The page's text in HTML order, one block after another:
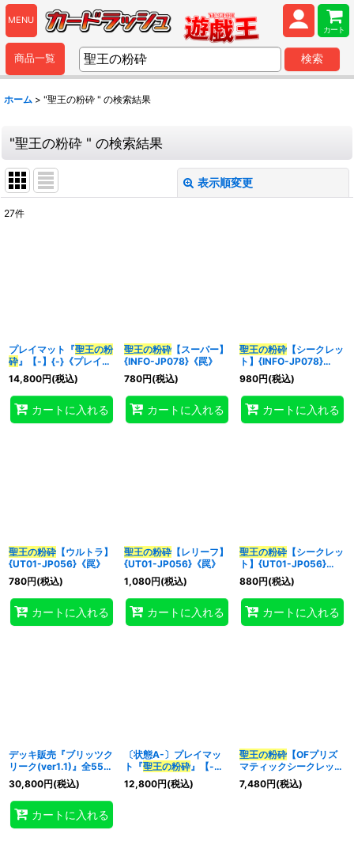
MENU
カート
商品一覧 検索
ホーム > "聖王の粉砕 " の検索結果
"聖王の粉砕 " の検索結果
表示順変更
カテゴリ:
27件
プレイマット『聖王の粉
砕』【-】{-}《プレイマ
ット》
14,800円(税込)
カートに入れる
聖王の粉砕【スーパー】
{INFO-JP078}《罠》
780円(税込)
カートに入れる
聖王の粉砕【シークレッ
ト】{INFO-JP078}
《罠》
980円(税込)
カートに入れる
聖王の粉砕 【ウルトラ】
{UT01-JP056}《罠》
780円(税込)
カートに入れる
聖王の粉砕【レリーフ】
{UT01-JP056}《罠》
1,080円(税込)
カートに入れる
聖王の粉砕【シークレッ
ト】{UT01-JP056}
《罠》
880円(税込)
カートに入れる
デッキ販売『ブリッツク
リーク(ver1.1)』全55枚
【-】{-}《デッキ販売》
30,800円(税込)
カートに入れる
〔状態A-〕プレイマッ
ト『聖王の粉砕』【-】
{-}《プレイマット》
12,800円(税込)
聖王の粉砕【OFプリズ
マティックシークレッ
ト】{LOSP-JP010}
《罠》
7,480円(税込)